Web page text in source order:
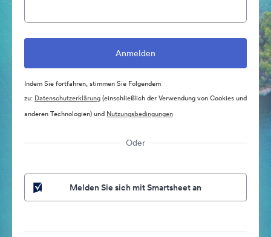
Indem Sie fortfahren, stimmen Sie Folgendem
zu: Datenschutzerklärung(einschließlich der Verwendung von Cookies und
anderen Technologien) und Nutzungsbedingungen
Oder
Melden Sie sich mit Smartsheet an